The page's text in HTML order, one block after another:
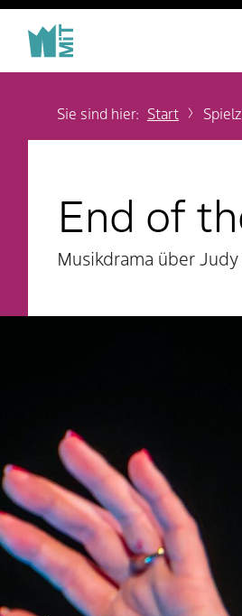
Sie sind hier: Start
End of
Musikdrama über